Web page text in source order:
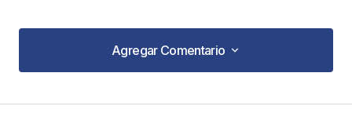
Agregar Comentario
Agregar Comentario